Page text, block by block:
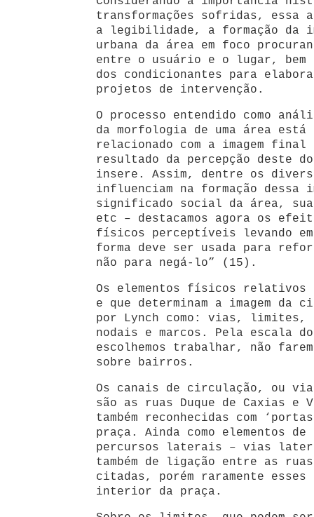
transformações sofridas, essa
a legibilidade, a formação da
urbana da área em foco
entre o usuário e o lugar, bem
dos condicionantes para
projetos de intervenção.
O processo entendido como
da morfologia de uma área está
relacionado com a imagem
resultado da percepção deste
insere. Assim, dentre os
influenciam na formação dessa
significado social da área,
etc – destacamos agora os
físicos perceptíveis levando em
forma deve ser usada para
não para negá-lo” (15).
Os elementos físicos relativos
e que determinam a imagem da
por Lynch como: vias, limites,
nodais e marcos. Pela escala
escolhemos trabalhar, não
sobre bairros.
Os canais de circulação, ou
são as ruas Duque de Caxias e
também reconhecidas com
praça. Ainda como elementos
percursos laterais – vias
também de ligação entre as
citadas, porém raramente esses
interior da praça.